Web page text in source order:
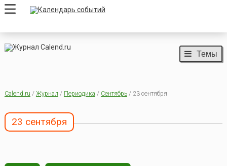
Темы
Calend.ru / Журнал / Периодика / Сентябрь/ 23 сентября
23 сентября